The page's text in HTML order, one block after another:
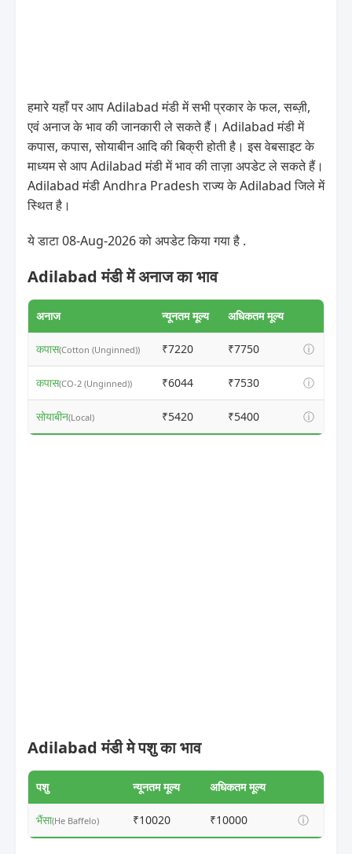
हमारे यहाँ पर आप Adilabad मंडी में सभी प्रकार के फल, सब्ज़ी,
एवं अनाज के भाव की जानकारी ले सकते हैं। Adilabad मंडी में
कपास, कपास, सोयाबीन आदि की बिक्री होती है। इस वेबसाइट के
माध्यम से आप Adilabad मंडी में भाव की ताज़ा अपडेट ले सकते हैं।
Adilabad मंडी Andhra Pradesh राज्य के Adilabad जिले में
स्थित है।
ये डाटा 08-Aug-2026 को अपडेट किया गया है .
Adilabad मंडी में अनाज का भाव
अनाज न्यूनतम मूल्य अधिकतम मूल्य
कपास(Cotton (Unginned)) ₹7220 ₹7750 ⓘ
कपास(CO-2 (Unginned)) ₹6044 ₹7530 ⓘ
सोयाबीन(Local) ₹5420 ₹5400 ⓘ
Adilabad मंडी मे पशु का भाव
पशु न्यूनतम मूल्य अधिकतम मूल्य
भैंसा(He Baffelo) ₹10020 ₹10000 ⓘ